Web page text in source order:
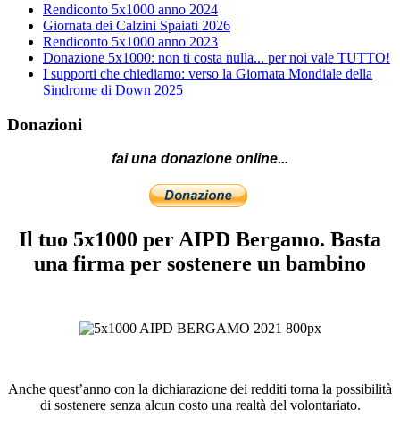
Rendiconto 5x1000 anno 2024
Giornata dei Calzini Spaiati 2026
Rendiconto 5x1000 anno 2023
Donazione 5x1000: non ti costa nulla... per noi vale TUTTO!
I supporti che chiediamo: verso la Giornata Mondiale della
Sindrome di Down 2025
Donazioni
fai una donazione online...
Il tuo 5x1000 per AIPD Bergamo. Basta
una firma per sostenere un bambino
Anche quest’anno con la dichiarazione dei redditi torna la possibilità
di sostenere senza alcun costo una realtà del volontariato.